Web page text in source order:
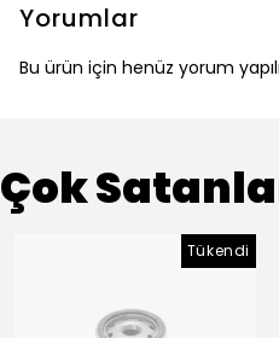
Yorumlar
Bu ürün için henüz yorum
Çok
Tükendi